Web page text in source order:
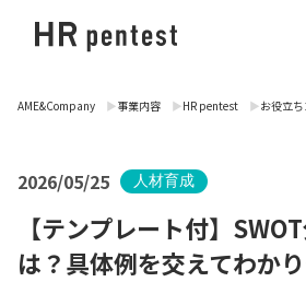
AME&Company 事業内容 HR pentest お役立
2026/05/25 人材育成
【テンプレート付】
は？具体例を交えてわか